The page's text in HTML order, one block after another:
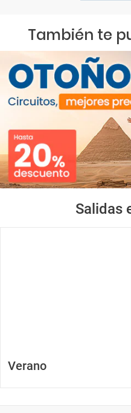
También te
Salidas
Verano